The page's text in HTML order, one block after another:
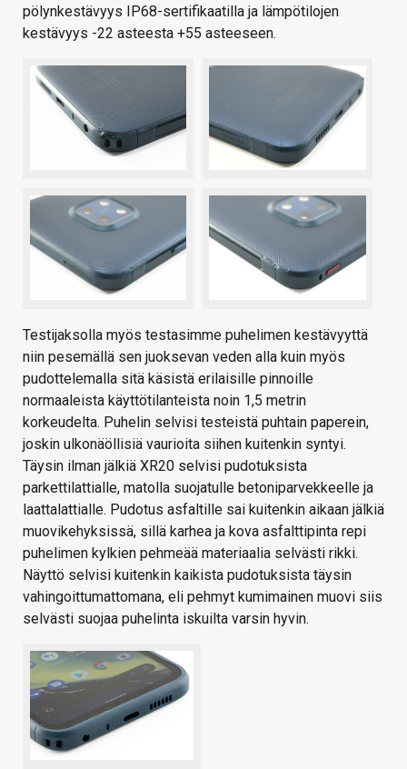
pölynkestävyys IP68-sertifikaatilla ja lämpötilojen
kestävyys -22 asteesta +55 asteeseen.
Testijaksolla myös testasimme puhelimen kestävyyttä
niin pesemällä sen juoksevan veden alla kuin myös
pudottelemalla sitä käsistä erilaisille pinnoille
normaaleista käyttötilanteista noin 1,5 metrin
korkeudelta. Puhelin selvisi testeistä puhtain paperein,
joskin ulkonäöllisiä vaurioita siihen kuitenkin syntyi.
Täysin ilman jälkiä XR20 selvisi pudotuksista
parkettilattialle, matolla suojatulle betoniparvekkeelle ja
laattalattialle. Pudotus asfaltille sai kuitenkin aikaan jälkiä
muovikehyksissä, sillä karhea ja kova asfalttipinta repi
puhelimen kylkien pehmeää materiaalia selvästi rikki.
Näyttö selvisi kuitenkin kaikista pudotuksista täysin
vahingoittumattomana, eli pehmyt kumimainen muovi siis
selvästi suojaa puhelinta iskuilta varsin hyvin.